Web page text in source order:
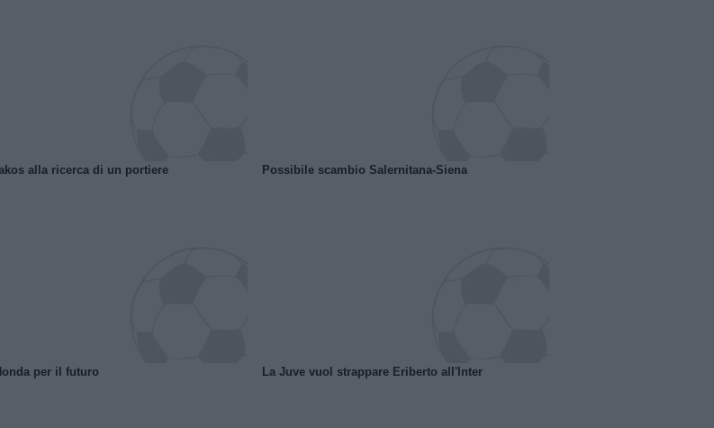
alla ricerca di un portiere Possibile scambio Salernitana-Siena
per il futuro La Juve vuol strappare Eriberto all'Inter